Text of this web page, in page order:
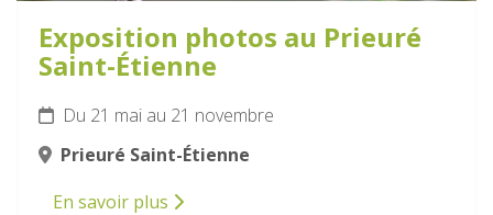
Exposition photos au Prieuré
Saint-Étienne
Du 21 mai au 21 novembre
Prieuré Saint-Étienne
En savoir plus